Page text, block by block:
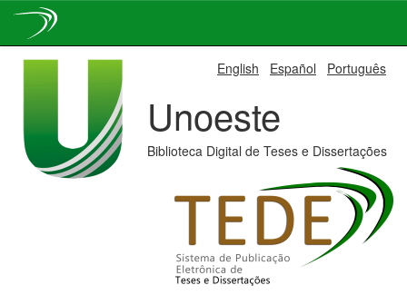
English Español Português
Unoeste
Biblioteca Digital de Teses e Dissertações